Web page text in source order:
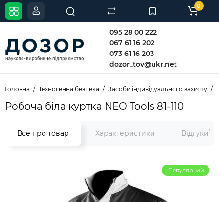
095 28 00 222
067 61 16 202
073 61 16 203
dozor_tov@ukr.net
0
Головна Техногенна безпека Засоби індивідуального захисту
Робоча біла куртка NEO Tools 81-110
Все про товар Характеристики Відгуки1
Популярний